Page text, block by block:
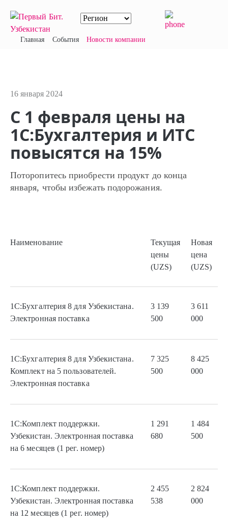
Главная События Новости компании
16 января 2024
С 1 февраля цены на
1С:Бухгалтерия и ИТС
повысятся на 15%
Поторопитесь приобрести продукт до конца
января, чтобы избежать подорожания.
Наименование
Текущая
цены
(UZS)
Новая
цена
(UZS)
1С:Бухгалтерия 8 для Узбекистана.
Электронная поставка
3 139
500
3 611
000
1С:Бухгалтерия 8 для Узбекистана.
Комплект на 5 пользователей.
Электронная поставка
7 325
500
8 425
000
1С:Комплект поддержки.
Узбекистан. Электронная поставка
на 6 месяцев (1 рег. номер)
1 291
680
1 484
500
1С:Комплект поддержки.
Узбекистан. Электронная поставка
на 12 месяцев (1 рег. номер)
2 455
538
2 824
000